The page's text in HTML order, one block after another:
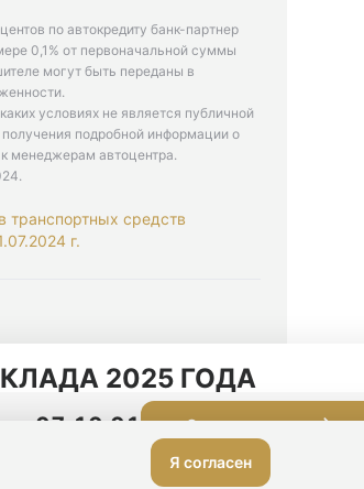
по автокредиту банк-партнер
0,1% от первоначальной суммы
могут быть переданы в
условиях не является публичной
подробной информации о
менеджерам автоцентра.
.
транспортных средств
г.
Я согласен
2025 ГОДА
07:10:00 Оставить заявку